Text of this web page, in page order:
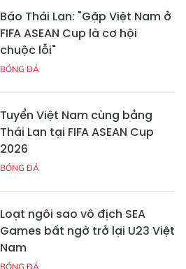
Báo Thái Lan: "Gặp Việt Nam ở
FIFA ASEAN Cup là cơ hội
chuộc lỗi"
BÓNG ĐÁ
Tuyển Việt Nam cùng bảng
Thái Lan tại FIFA ASEAN Cup
2026
BÓNG ĐÁ
Loạt ngôi sao vô địch SEA
Games bất ngờ trở lại U23 Việt
Nam
BÓNG ĐÁ